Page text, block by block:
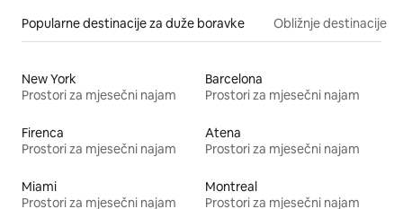
Popularne destinacije za duže boravke Obližnje destinacije
New York
Prostori za mjesečni najam
Barcelona
Prostori za mjesečni najam
Firenca
Prostori za mjesečni najam
Atena
Prostori za mjesečni najam
Miami
Prostori za mjesečni najam
Montreal
Prostori za mjesečni najam